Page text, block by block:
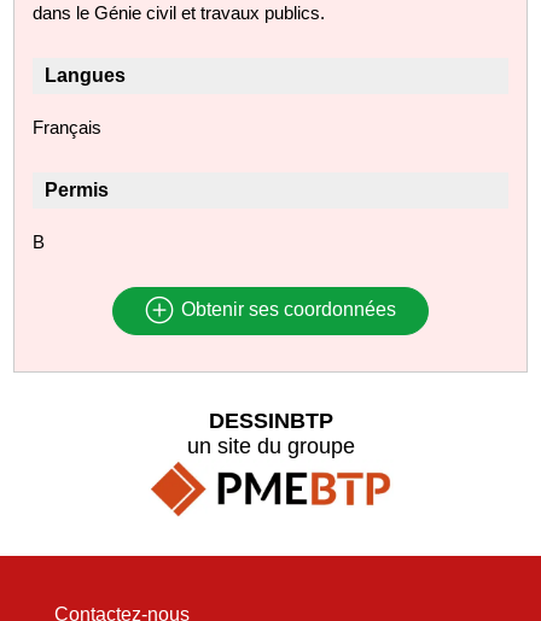
dans le Génie civil et travaux publics.
Langues
Français
Permis
B
Obtenir ses coordonnées
DESSINBTP
un site du groupe
Contactez-nous